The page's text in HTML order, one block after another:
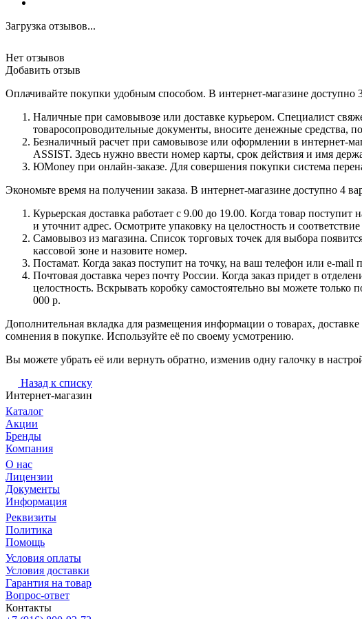
Загрузка отзывов...
Нет отзывов
Добавить отзыв
Оплачивайте покупки удобным способом. В интернет-магазине доступно
Наличные при самовывозе или доставке курьером. Специалист
товаросопроводительные документы, вносите денежные средства,
Безналичный расчет при самовывозе или оформлении в интернет-
ASSIST. Здесь нужно ввести номер карты, срок действия и имя
ЮMoney при онлайн-заказе. Для совершения покупки система
Экономьте время на получении заказа. В интернет-магазине доступно 4
Курьерская доставка работает с 9.00 до 19.00. Когда товар
и уточнит адрес. Осмотрите упаковку на целостность и
Самовывоз из магазина. Список торговых точек для выбора
кассовой зоне и назовите номер.
Постамат. Когда заказ поступит на точку, на ваш телефон или e-
Почтовая доставка через почту России. Когда заказ придет в
целостность. Вскрывать коробку самостоятельно вы можете
000 р.
Дополнительная вкладка для размещения информации о товарах,
сомнения в покупке. Используйте её по своему усмотрению.
Вы можете убрать её или вернуть обратно, изменив одну галочку в
Назад к списку
Интернет-магазин
Каталог
Акции
Бренды
Компания
О нас
Лицензии
Документы
Информация
Реквизиты
Политика
Помощь
Условия оплаты
Условия доставки
Гарантия на товар
Вопрос-ответ
Контакты